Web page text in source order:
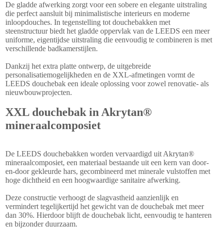
De gladde afwerking zorgt voor een sobere en elegante uitstraling
die perfect aansluit bij minimalistische interieurs en moderne
inloopdouches. In tegenstelling tot douchebakken met
steenstructuur biedt het gladde oppervlak van de LEEDS een meer
uniforme, eigentijdse uitstraling die eenvoudig te combineren is met
verschillende badkamerstijlen.
Dankzij het extra platte ontwerp, de uitgebreide
personalisatiemogelijkheden en de XXL-afmetingen vormt de
LEEDS douchebak een ideale oplossing voor zowel renovatie- als
nieuwbouwprojecten.
XXL douchebak in Akrytan®
mineraalcomposiet
De LEEDS douchebakken worden vervaardigd uit Akrytan®
mineraalcomposiet, een materiaal bestaande uit een kern van door-
en-door gekleurde hars, gecombineerd met minerale vulstoffen met
hoge dichtheid en een hoogwaardige sanitaire afwerking.
Deze constructie verhoogt de slagvastheid aanzienlijk en
vermindert tegelijkertijd het gewicht van de douchebak met meer
dan 30%. Hierdoor blijft de douchebak licht, eenvoudig te hanteren
en bijzonder duurzaam.